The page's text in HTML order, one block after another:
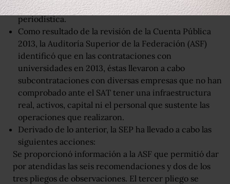
pago alguno con las empresas citadas en la nota
periodística.
Como resultado de la revisión de la Cuenta Pública
2013, la Auditoría Superior de la Federación (ASF)
identificó que en las contrataciones con
universidades en 2013, éstas llevaron a cabo
subcontrataciones con diversas empresas que no han
comprobado ante el SAT tener una infraestructura
real, activos, capital ni el personal que sustente las
operaciones que realizaron.
Derivado de lo anterior, la SEP ha llevado a cabo las
siguientes acciones:
Se proporcionó información a la ASF que permitió dar
por atendidas las seis recomendaciones y dos de los
tres pliegos de observaciones. El tercer pliego se